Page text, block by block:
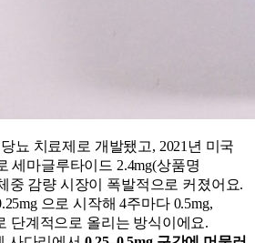
뇨 치료제로 개발됐고, 2021년 미국
세마글루타이드 2.4mg(상품명
중 감량 시장이 폭발적으로 커졌어요.
으로 시작해 4주마다 0.5mg,
단계적으로 올리는 방식이에요.